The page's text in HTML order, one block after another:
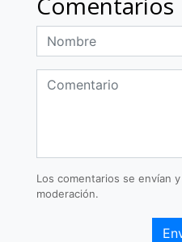
Los comentarios se envían
moderación.